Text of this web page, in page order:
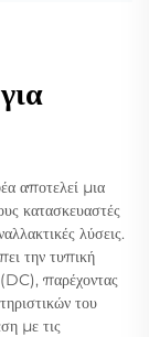
αποτελεί μια
κατασκευαστές
λύσεις.
την τυπική
παρέχοντας
του
με τις